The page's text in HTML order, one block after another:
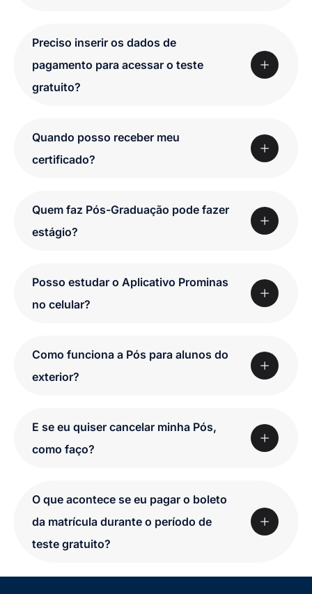
Preciso inserir os dados de
pagamento para acessar o teste
gratuito?
Quando posso receber meu
certificado?
Quem faz Pós-Graduação pode fazer
estágio?
Posso estudar o Aplicativo Prominas
no celular?
Como funciona a Pós para alunos do
exterior?
E se eu quiser cancelar minha Pós,
como faço?
O que acontece se eu pagar o boleto
da matrícula durante o período de
teste gratuito?